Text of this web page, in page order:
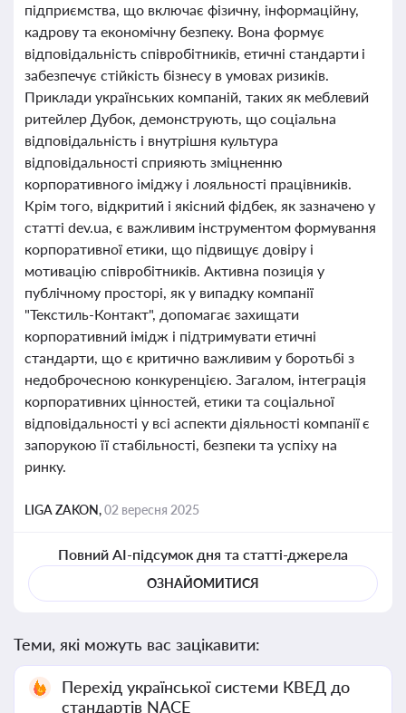
підприємства, що включає фізичну, інформаційну,
кадрову та економічну безпеку. Вона формує
відповідальність співробітників, етичні стандарти і
забезпечує стійкість бізнесу в умовах ризиків.
Приклади українських компаній, таких як меблевий
ритейлер Дубок, демонструють, що соціальна
відповідальність і внутрішня культура
відповідальності сприяють зміцненню
корпоративного іміджу і лояльності працівників.
Крім того, відкритий і якісний фідбек, як зазначено у
статті dev.ua, є важливим інструментом формування
корпоративної етики, що підвищує довіру і
мотивацію співробітників. Активна позиція у
публічному просторі, як у випадку компанії
"Текстиль-Контакт", допомагає захищати
корпоративний імідж і підтримувати етичні
стандарти, що є критично важливим у боротьбі з
недоброчесною конкуренцією. Загалом, інтеграція
корпоративних цінностей, етики та соціальної
відповідальності у всі аспекти діяльності компанії є
запорукою її стабільності, безпеки та успіху на
ринку.
LIGA ZAKON,02 вересня 2025
Повний AI-підсумок дня та статті-джерела
ОЗНАЙОМИТИСЯ
Теми, які можуть вас зацікавити:
Перехід української системи КВЕД до
стандартів NACE